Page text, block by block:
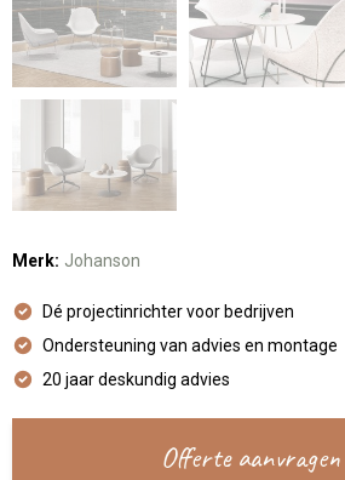
Merk: Johanson
Dé projectinrichter voor bedrijven
Ondersteuning van advies en montage
20 jaar deskundig advies
Offerte aanvragen